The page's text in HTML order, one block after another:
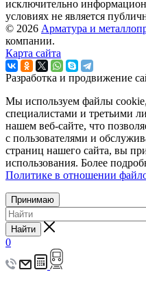
исключительно
условиях не является
© 2026 Арматура и
компании.
Карта сайта
Разработка и продвижение
Мы используем файлы
специалистами и третьими
нашем веб-сайте, что
с пользователями и
страниц нашего сайта, вы
использования. Более
Политике в отношении
Принимаю
Найти
0